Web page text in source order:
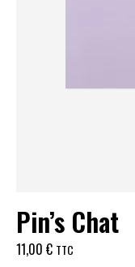
Pin’s Chat
11,00 € TTC